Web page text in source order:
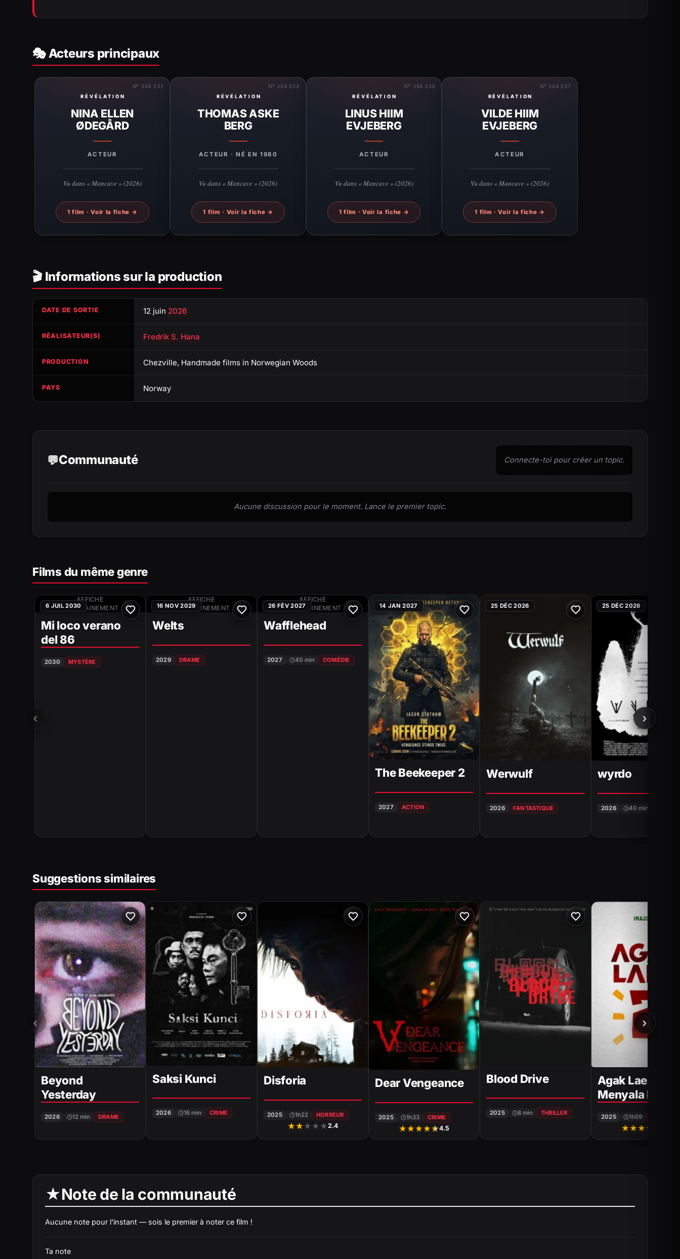
🎭 Acteurs principaux
Nº 254 532
RÉVÉLATION
NINA ELLEN
ØDEGÅRD
ACTEUR
Vu dans « Mancave » (2026)
1 film · Voir la fiche →
Nº 254 534
RÉVÉLATION
THOMAS ASKE
BERG
ACTEUR · NÉ EN 1980
Vu dans « Mancave » (2026)
1 film · Voir la fiche →
Nº 254 536
RÉVÉLATION
LINUS HIIM
EVJEBERG
ACTEUR
Vu dans « Mancave » (2026)
1 film · Voir la fiche →
Nº 254 537
RÉVÉLATION
VILDE HIIM
EVJEBERG
ACTEUR
Vu dans « Mancave » (2026)
1 film · Voir la fiche →
🎬 Informations sur la production
DATE DE SORTIE 12 juin 2026
RÉALISATEUR(S) Fredrik S. Hana
PRODUCTION Chezville, Handmade films in Norwegian Woods
PAYS Norway
Communauté Connecte-toi pour créer un topic.
Aucune discussion pour le moment. Lance le premier topic.
Films du même genre
‹
6 JUIL 2030
AFFICHE
PROCHAINEMENT
Mi loco verano
del 86
2030 MYSTÈRE
16 NOV 2029
AFFICHE
PROCHAINEMENT
Welts
2029 DRAME
26 FÉV 2027
AFFICHE
PROCHAINEMENT
Wafflehead
2027 40 min COMÉDIE
14 JAN 2027
The Beekeeper 2
2027 ACTION
25 DÉC 2026
Werwulf
2026 FANTASTIQUE
25 DÉC 2026
wyrdo
2026 40 min
›
Suggestions similaires
‹
Beyond
Yesterday
2026 12 min DRAME
Saksi Kunci
2026 16 min CRIME
Disforia
2025 1h22 HORREUR
★★ ★ ★ ★2.4
Dear Vengeance
2025 1h33 CRIME
★★★★★4.5
Blood Drive
2025 8 min THRILLER
Agak Laen:
Menyala
2025 1h59
★★★★
›
★Note de la communauté
Aucune note pour l'instant — sois le premier à noter ce film !
Ta note